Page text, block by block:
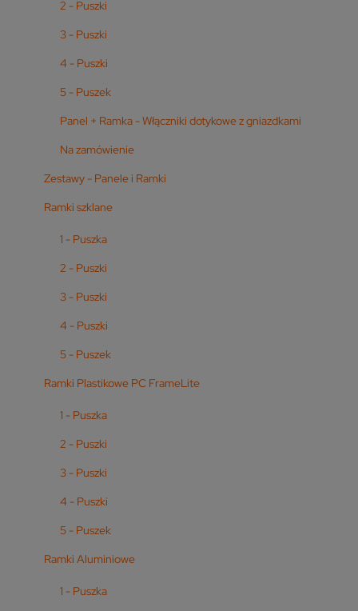
2 - Puszki
3 - Puszki
4 - Puszki
5 - Puszek
Panel + Ramka - Włączniki dotykowe z gniazdkami
Na zamówienie
Zestawy - Panele i Ramki
Ramki szklane
1 - Puszka
2 - Puszki
3 - Puszki
4 - Puszki
5 - Puszek
Ramki Plastikowe PC FrameLite
1 - Puszka
2 - Puszki
3 - Puszki
4 - Puszki
5 - Puszek
Ramki Aluminiowe
1 - Puszka